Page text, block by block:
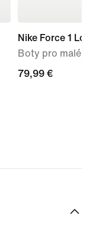
Nike Force 1 Low
Boty pro malé
79,99 €
79,99 €